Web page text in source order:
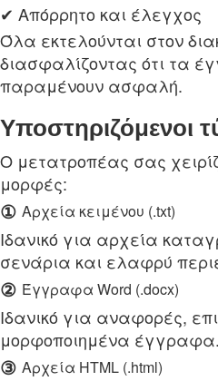
✔ Απόρρητο και έλεγχος
Όλα εκτελούνται στον
διασφαλίζοντας ότι τα
παραμένουν ασφαλή.
Υποστηριζόμενοι
Ο μετατροπέας σας
μορφές:
① Αρχεία κειμένου (.txt)
Ιδανικό για αρχεία
σενάρια και ελαφρύ
② Έγγραφα Word (.docx)
Ιδανικό για αναφορές,
μορφοποιημένα έγγραφα.
③ Αρχεία HTML (.html)